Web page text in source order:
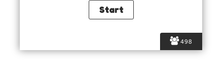
498